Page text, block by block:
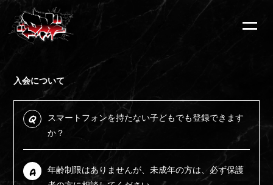
INFORMATION
ログイン
入会について
Q
スマートフォンを持たない子どもでも登録できます
か？
A
年齢制限はありませんが、未成年の方は、必ず保護